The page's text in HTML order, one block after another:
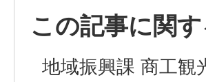
この記事に関
地域振興課 商工観